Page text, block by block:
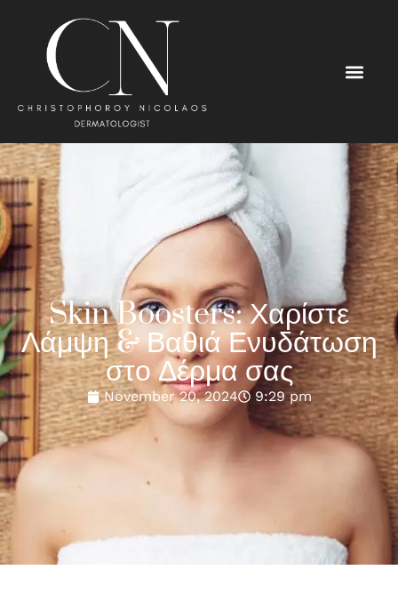
Skin Boosters: Χαρίστε
Λάμψη & Βαθιά Ενυδάτωση
στο Δέρμα σας
November 20, 2024 9:29 pm